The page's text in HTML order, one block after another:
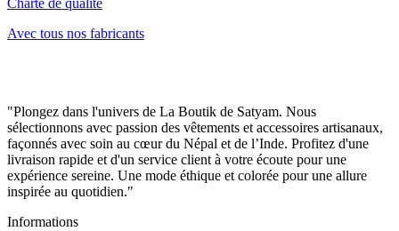
Charte de qualité
Avec tous nos fabricants
"Plongez dans l'univers de La Boutik de Satyam. Nous
sélectionnons avec passion des vêtements et accessoires artisanaux,
façonnés avec soin au cœur du Népal et de l’Inde. Profitez d'une
livraison rapide et d'un service client à votre écoute pour une
expérience sereine. Une mode éthique et colorée pour une allure
inspirée au quotidien."
Informations